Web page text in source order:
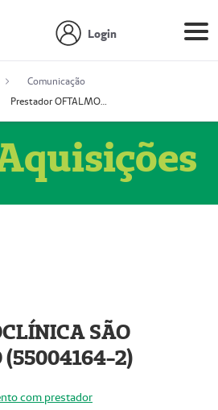
Login
Comunicação
Prestador OFTALMOCLÍNICA SÃO GONÇALO (55004164-2)
SÃO
(55004164-2)
com prestador